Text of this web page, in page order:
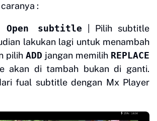
:
subtitle | Pilih subtitle
lakukan lagi untuk menambah
pilih ADD jangan memilih REPLACE
akan di tambah bukan di ganti.
fual subtitle dengan Mx Player